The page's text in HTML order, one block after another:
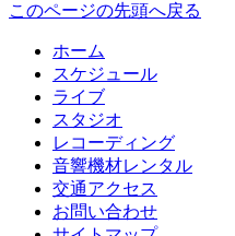
このページの先頭へ戻る
ホーム
スケジュール
ライブ
スタジオ
レコーディング
音響機材レンタル
交通アクセス
お問い合わせ